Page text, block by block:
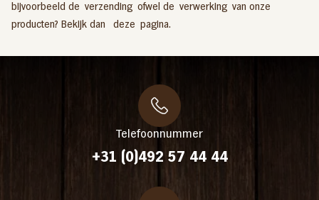
bijvoorbeeld de verzending ofwel de verwerking van onze
producten? Bekijk dan
deze pagina.
+31 (0)492 57 44 44
Telefoonnummer